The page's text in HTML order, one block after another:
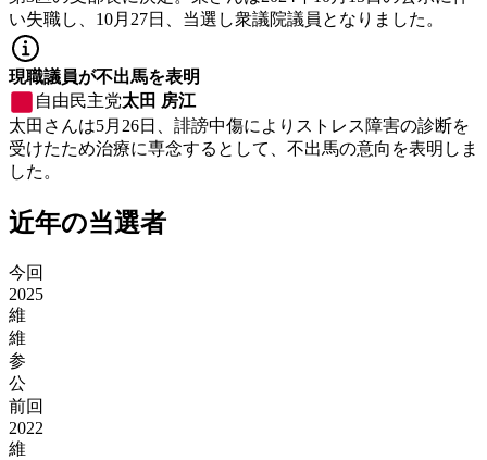
い失職し、10月27日、当選し衆議院議員となりました。
現職議員が不出馬を表明
自由民主党太田 房江
太田さんは5月26日、誹謗中傷によりストレス障害の診断を
受けたため治療に専念するとして、不出馬の意向を表明しま
した。
近年の当選者
今回
2025
維
維
参
公
前回
2022
維